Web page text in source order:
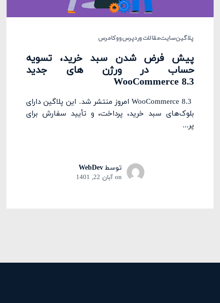
پلاگینسایتمقالاتوردپرسووکامرس
پیش فرض شدن سبد خرید، تسویه
حساب در ورژن های جدید
WooCommerce 8.3
WooCommerce 8.3 امروز منتشر شد. این پلاگین دارای
بلوک‌های سبد خرید، پرداخت، و تأیید سفارش برای
پر...
توسطWebDev
on آبان 22, 1401